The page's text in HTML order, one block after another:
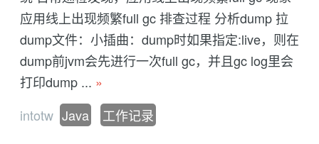
应用线上出现频繁full gc 排查过程 分析dump 拉
dump文件：小插曲：dump时如果指定:live，则在
dump前jvm会先进行一次full gc，并且gc log里会
打印dump ... »
intotw Java 工作记录